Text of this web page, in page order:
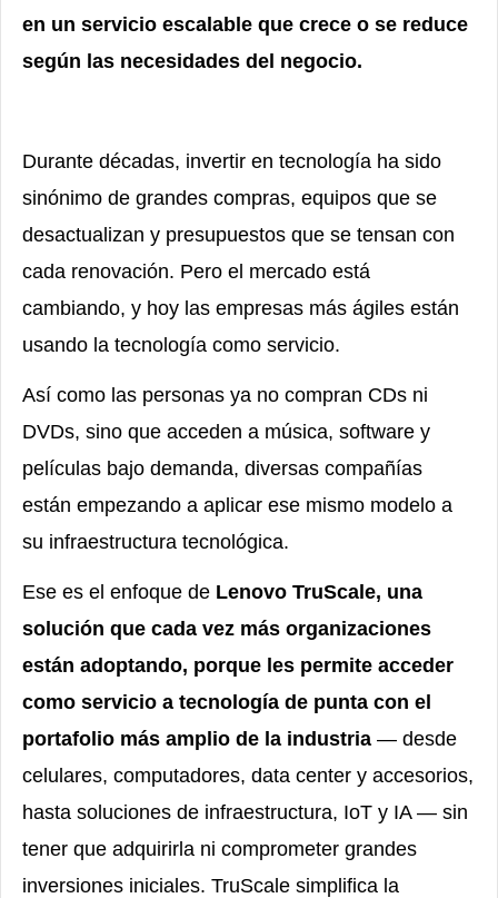
en un servicio escalable que crece o se reduce
según las necesidades del negocio.
Durante décadas, invertir en tecnología ha sido
sinónimo de grandes compras, equipos que se
desactualizan y presupuestos que se tensan con
cada renovación. Pero el mercado está
cambiando, y hoy las empresas más ágiles están
usando la tecnología como servicio.
Así como las personas ya no compran CDs ni
DVDs, sino que acceden a música, software y
películas bajo demanda, diversas compañías
están empezando a aplicar ese mismo modelo a
su infraestructura tecnológica.
Ese es el enfoque de Lenovo TruScale, una
solución que cada vez más organizaciones
están adoptando, porque les permite acceder
como servicio a tecnología de punta con el
portafolio más amplio de la industria — desde
celulares, computadores, data center y accesorios,
hasta soluciones de infraestructura, IoT y IA — sin
tener que adquirirla ni comprometer grandes
inversiones iniciales. TruScale simplifica la